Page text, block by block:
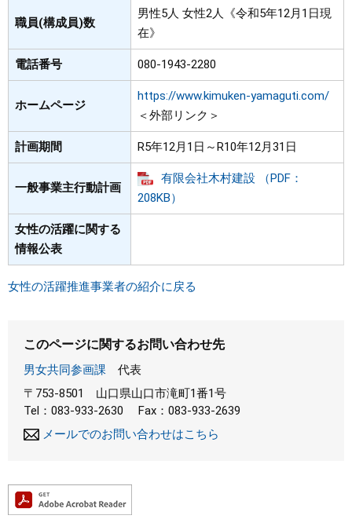
職員(構成員)数
男性5人 女性2人《令和5年12月1日現
在》
電話番号 080-1943-2280
ホームページ
https://www.kimuken-yamaguti.com/
＜外部リンク＞
計画期間 R5年12月1日～R10年12月31日
一般事業主行動計画
有限会社木村建設 （PDF：
208KB）
女性の活躍に関する
情報公表
女性の活躍推進事業者の紹介に戻る
このページに関するお問い合わせ先
男女共同参画課
代表
〒753-8501
山口県山口市滝町1番1号
Tel：083-933-2630
Fax：083-933-2639
メールでのお問い合わせはこちら